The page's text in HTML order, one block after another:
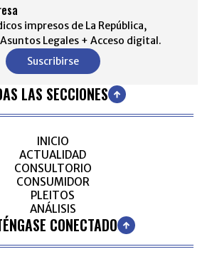
impresos de La República,
Legales + Acceso digital.
Suscribirse
LAS SECCIONES
INICIO
ACTUALIDAD
CONSULTORIO
CONSUMIDOR
PLEITOS
ANÁLISIS
CONECTADO